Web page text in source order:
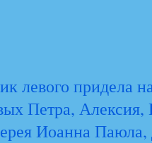
левого придела
Петра,
Иоанна Паюла,